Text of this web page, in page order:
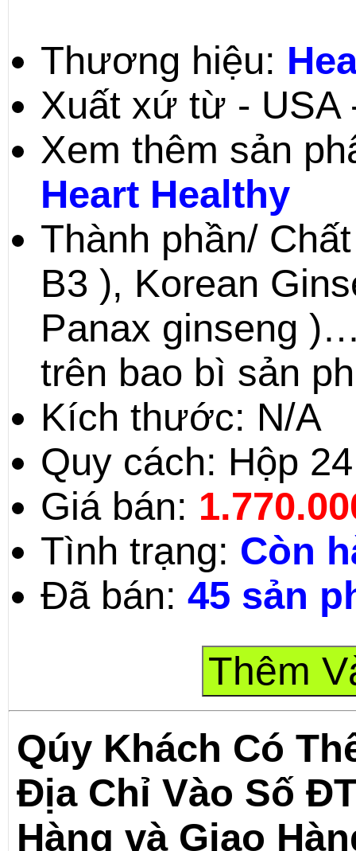
Thương hiệu:
Xuất xứ từ - USA
Xem thêm sản
Heart Healthy
Thành phần/
B3 ), Korean
Panax ginseng
trên bao bì sản
Kích thước: N/A
Quy cách: Hộp
Giá bán:
Tình trạng: Còn
Đã bán: 45 sản
Qúy Khách Có
Địa Chỉ Vào Số
Hàng và Giao